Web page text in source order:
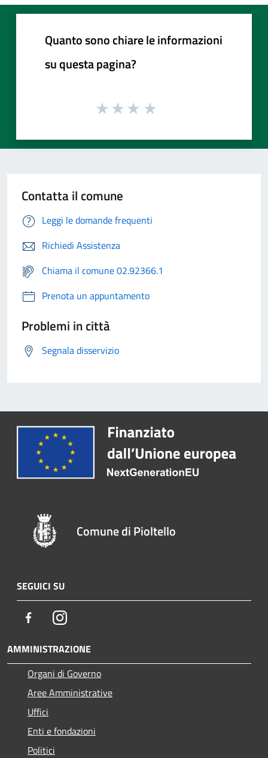
Quanto sono chiare le informazioni
su questa pagina?
Contatta il comune
Leggi le domande frequenti
Richiedi Assistenza
Chiama il comune 02.92366.1
Prenota un appuntamento
Problemi in città
Segnala disservizio
Comune di Pioltello
SEGUICI SU
FacebookInstagram
AMMINISTRAZIONE
Organi di Governo
Aree Amministrative
Uffici
Enti e fondazioni
Politici